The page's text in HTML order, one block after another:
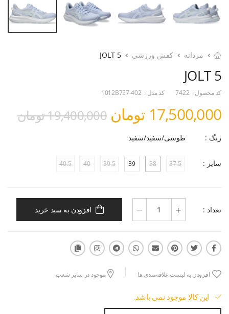
مردانه کفش ورزشی JOLT 5
JOLT 5
کد محصول : 7422 کد مدل : 1012B757-402
17,500,000 تومان 19,400,000 تومان
رنگ : طوسی/سفید/سفید
سایز : 37.5
38
39
39.5
40
40.5
تعداد : افزودن به سبد خرید
افزودن به لیست علاقه‌مندی ها موجود در سایر شعب
این کالا موجود نمی باشد.